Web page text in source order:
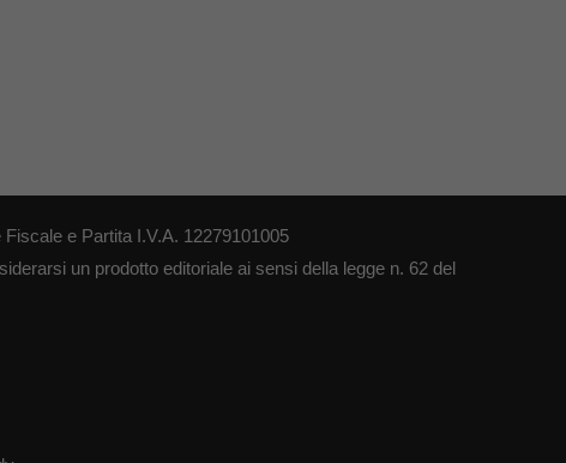
e Partita I.V.A. 12279101005
un prodotto editoriale ai sensi della legge n. 62 del